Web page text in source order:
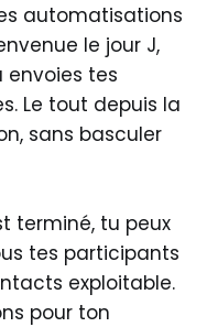
automatisations
le jour J,
tes
Le tout depuis la
sans basculer
terminé, tu peux
tes participants
exploitable.
pour ton